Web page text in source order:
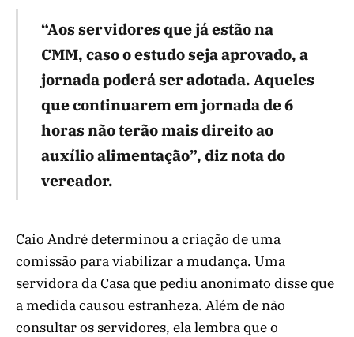
“Aos servidores que já estão na
CMM, caso o estudo seja aprovado, a
jornada poderá ser adotada. Aqueles
que continuarem em jornada de 6
horas não terão mais direito ao
auxílio alimentação”, diz nota do
vereador.
Caio André determinou a criação de uma
comissão para viabilizar a mudança. Uma
servidora da Casa que pediu anonimato disse que
a medida causou estranheza. Além de não
consultar os servidores, ela lembra que o